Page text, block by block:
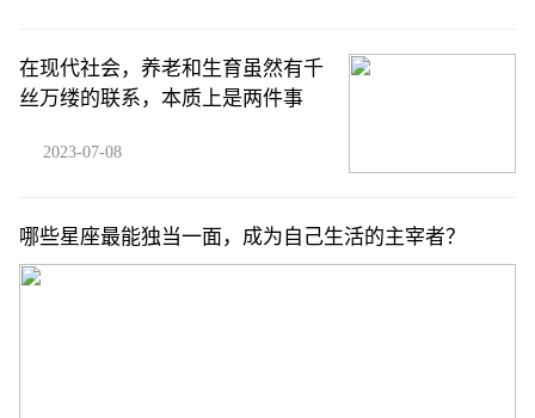
在现代社会，养老和生育虽然有千
丝万缕的联系，本质上是两件事
2023-07-08
哪些星座最能独当一面，成为自己生活的主宰者？